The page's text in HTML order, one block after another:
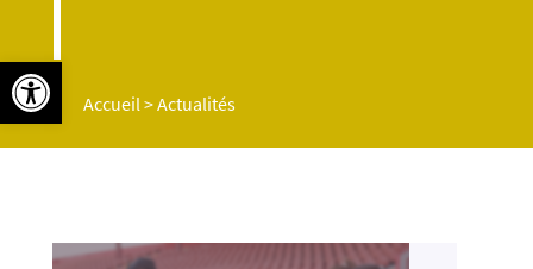
Accueil>Actualités
Ouvrir la barre d’outils